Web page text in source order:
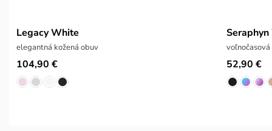
Legacy White
elegantná kožená obuv
104,90 € 52,90 €